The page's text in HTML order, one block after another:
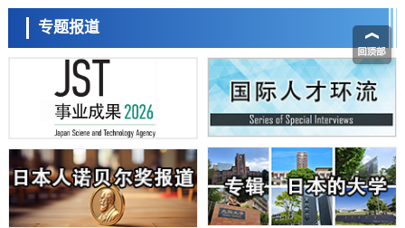
科学研究
藤田医科大学等成功鉴定出非结核分枝杆菌生存的必需基因，首次揭示
该基因的必要性因菌株而异
经济・社会
【AI法下篇】如何应对AI的不可控性——中央大学平野晋教授专访
科学研究
日本学术会议：为保持土壤健康应采取哪些措施？探讨土壤保护与强化
的具体对策
科学研究
大阪大学开发基于水氢键网络的温度预测新方法，AI从分子排列信息中
高精度解读
经济・社会
【AI法上篇】如何对“将人生交给AI”保持危机感——中央大学平野晋教
专题报道